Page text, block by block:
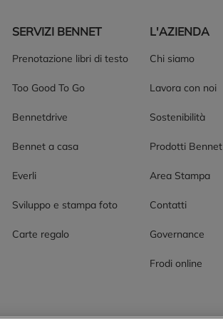
SERVIZI BENNET
Prenotazione libri di testo
Too Good To Go
Bennetdrive
Bennet a casa
Everli
Sviluppo e stampa foto
Carte regalo
L'AZIENDA
Chi siamo
Lavora con noi
Sostenibilità
Prodotti Bennet
Area Stampa
Contatti
Governance
Frodi online